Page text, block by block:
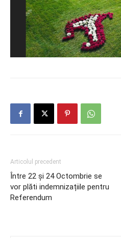
Articolul precedent
Între 22 și 24 Octombrie se
vor plăti indemnizațiile pentru
Referendum